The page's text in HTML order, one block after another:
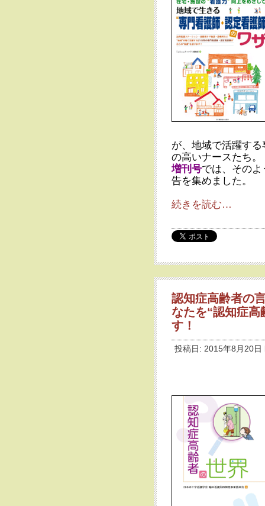
が、地域で活躍す
の高いナースたち。
増刊号では、その
告を集めました。
続きを読む…
認知症高齢者の
なたを“認知症高
す！
投稿日: 2015年8月20